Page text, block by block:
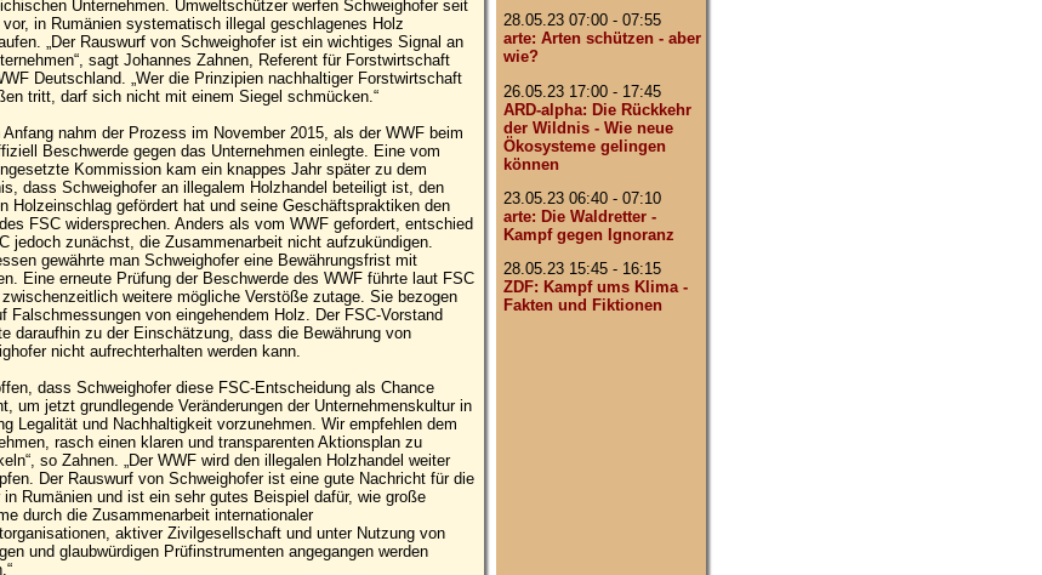
Unternehmen. Umweltschützer werfen Schweighofer seit
vor, in Rumänien systematisch illegal geschlagenes Holz
„Der Rauswurf von Schweighofer ist ein wichtiges Signal an
sagt Johannes Zahnen, Referent für Forstwirtschaft
Deutschland. „Wer die Prinzipien nachhaltiger Forstwirtschaft
tritt, darf sich nicht mit einem Siegel schmücken.“
Anfang nahm der Prozess im November 2015, als der WWF beim
Beschwerde gegen das Unternehmen einlegte. Eine vom
Kommission kam ein knappes Jahr später zu dem
dass Schweighofer an illegalem Holzhandel beteiligt ist, den
Holzeinschlag gefördert hat und seine Geschäftspraktiken den
FSC widersprechen. Anders als vom WWF gefordert, entschied
jedoch zunächst, die Zusammenarbeit nicht aufzukündigen.
gewährte man Schweighofer eine Bewährungsfrist mit
Eine erneute Prüfung der Beschwerde des WWF führte laut FSC
weitere mögliche Verstöße zutage. Sie bezogen
Falschmessungen von eingehendem Holz. Der FSC­-Vorstand
daraufhin zu der Einschätzung, dass die Bewährung von
nicht aufrechterhalten werden kann.
dass Schweighofer diese FSC-Entscheidung als Chance
um jetzt grundlegende Veränderungen der Unternehmenskultur in
Legalität und Nachhaltigkeit vorzunehmen. Wir empfehlen dem
rasch einen klaren und transparenten Aktionsplan zu
so Zahnen. „Der WWF wird den illegalen Holzhandel weiter
Der Rauswurf von Schweighofer ist eine gute Nachricht für die
in Rumänien und ist ein sehr gutes Beispiel dafür, wie große
durch die Zusammenarbeit internationaler
aktiver Zivilgesellschaft und unter Nutzung von
und glaubwürdigen Prüfinstrumenten angegangen werden
28.05.23 07:00 - 07:55
arte: Arten schützen - aber
wie?
26.05.23 17:00 - 17:45
ARD-alpha: Die Rückkehr
der Wildnis - Wie neue
Ökosysteme gelingen
können
23.05.23 06:40 - 07:10
arte: Die Waldretter -
Kampf gegen Ignoranz
28.05.23 15:45 - 16:15
ZDF: Kampf ums Klima -
Fakten und Fiktionen